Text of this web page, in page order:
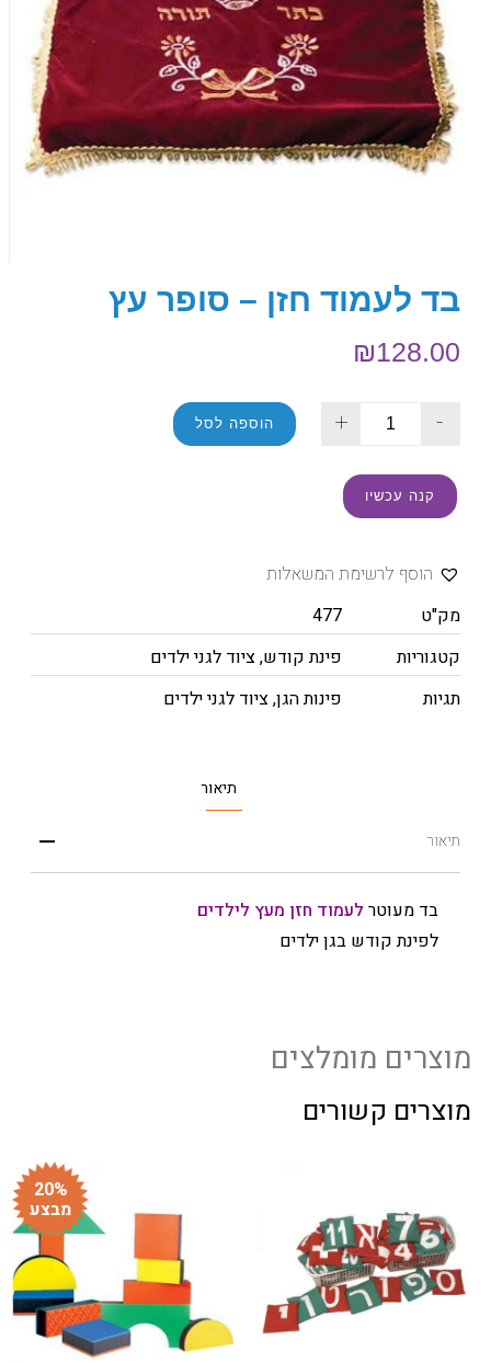
בד לעמוד חזן – סופר עץ
₪128.00
-
+ הוספה לסל
קנה עכשיו
הוסף לרשימת המשאלות
מק"ט
477
קטגוריות
פינת קודש,ציוד לגני ילדים
תגיות
פינות הגן,ציוד לגני ילדים
תיאור
תיאור
בד מעוטר לעמוד חזן מעץ לילדים
לפינת קודש בגן ילדים
מוצרים מומלצים
מוצרים קשורים
20%
מבצע